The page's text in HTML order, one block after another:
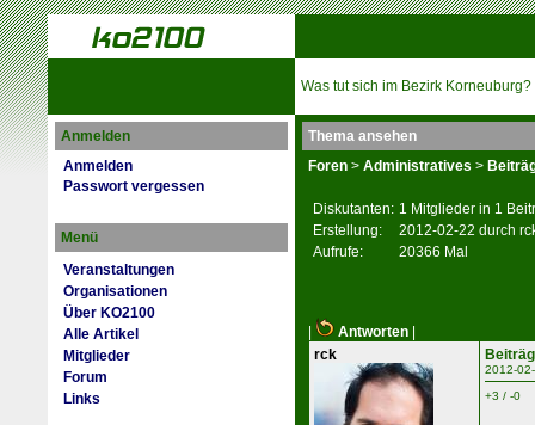
Was tut sich im Bezirk Korneuburg?
Anmelden
Anmelden
Passwort vergessen
Menü
Veranstaltungen
Organisationen
Über KO2100
Alle Artikel
Mitglieder
Forum
Links
Thema ansehen
Foren > Administratives >
Diskutanten: 1 Mitglieder in 1
Erstellung:
2012-02-22 durch
Aufrufe:
20366 Mal
Antworten
rck
2012-
+3 / -0